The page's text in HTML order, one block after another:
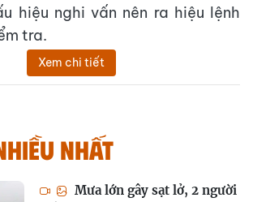
hiệu nghi vấn nên ra hiệu lệnh
tra.
Xem chi tiết
nhất
Mưa lớn gây sạt lở, 2 người